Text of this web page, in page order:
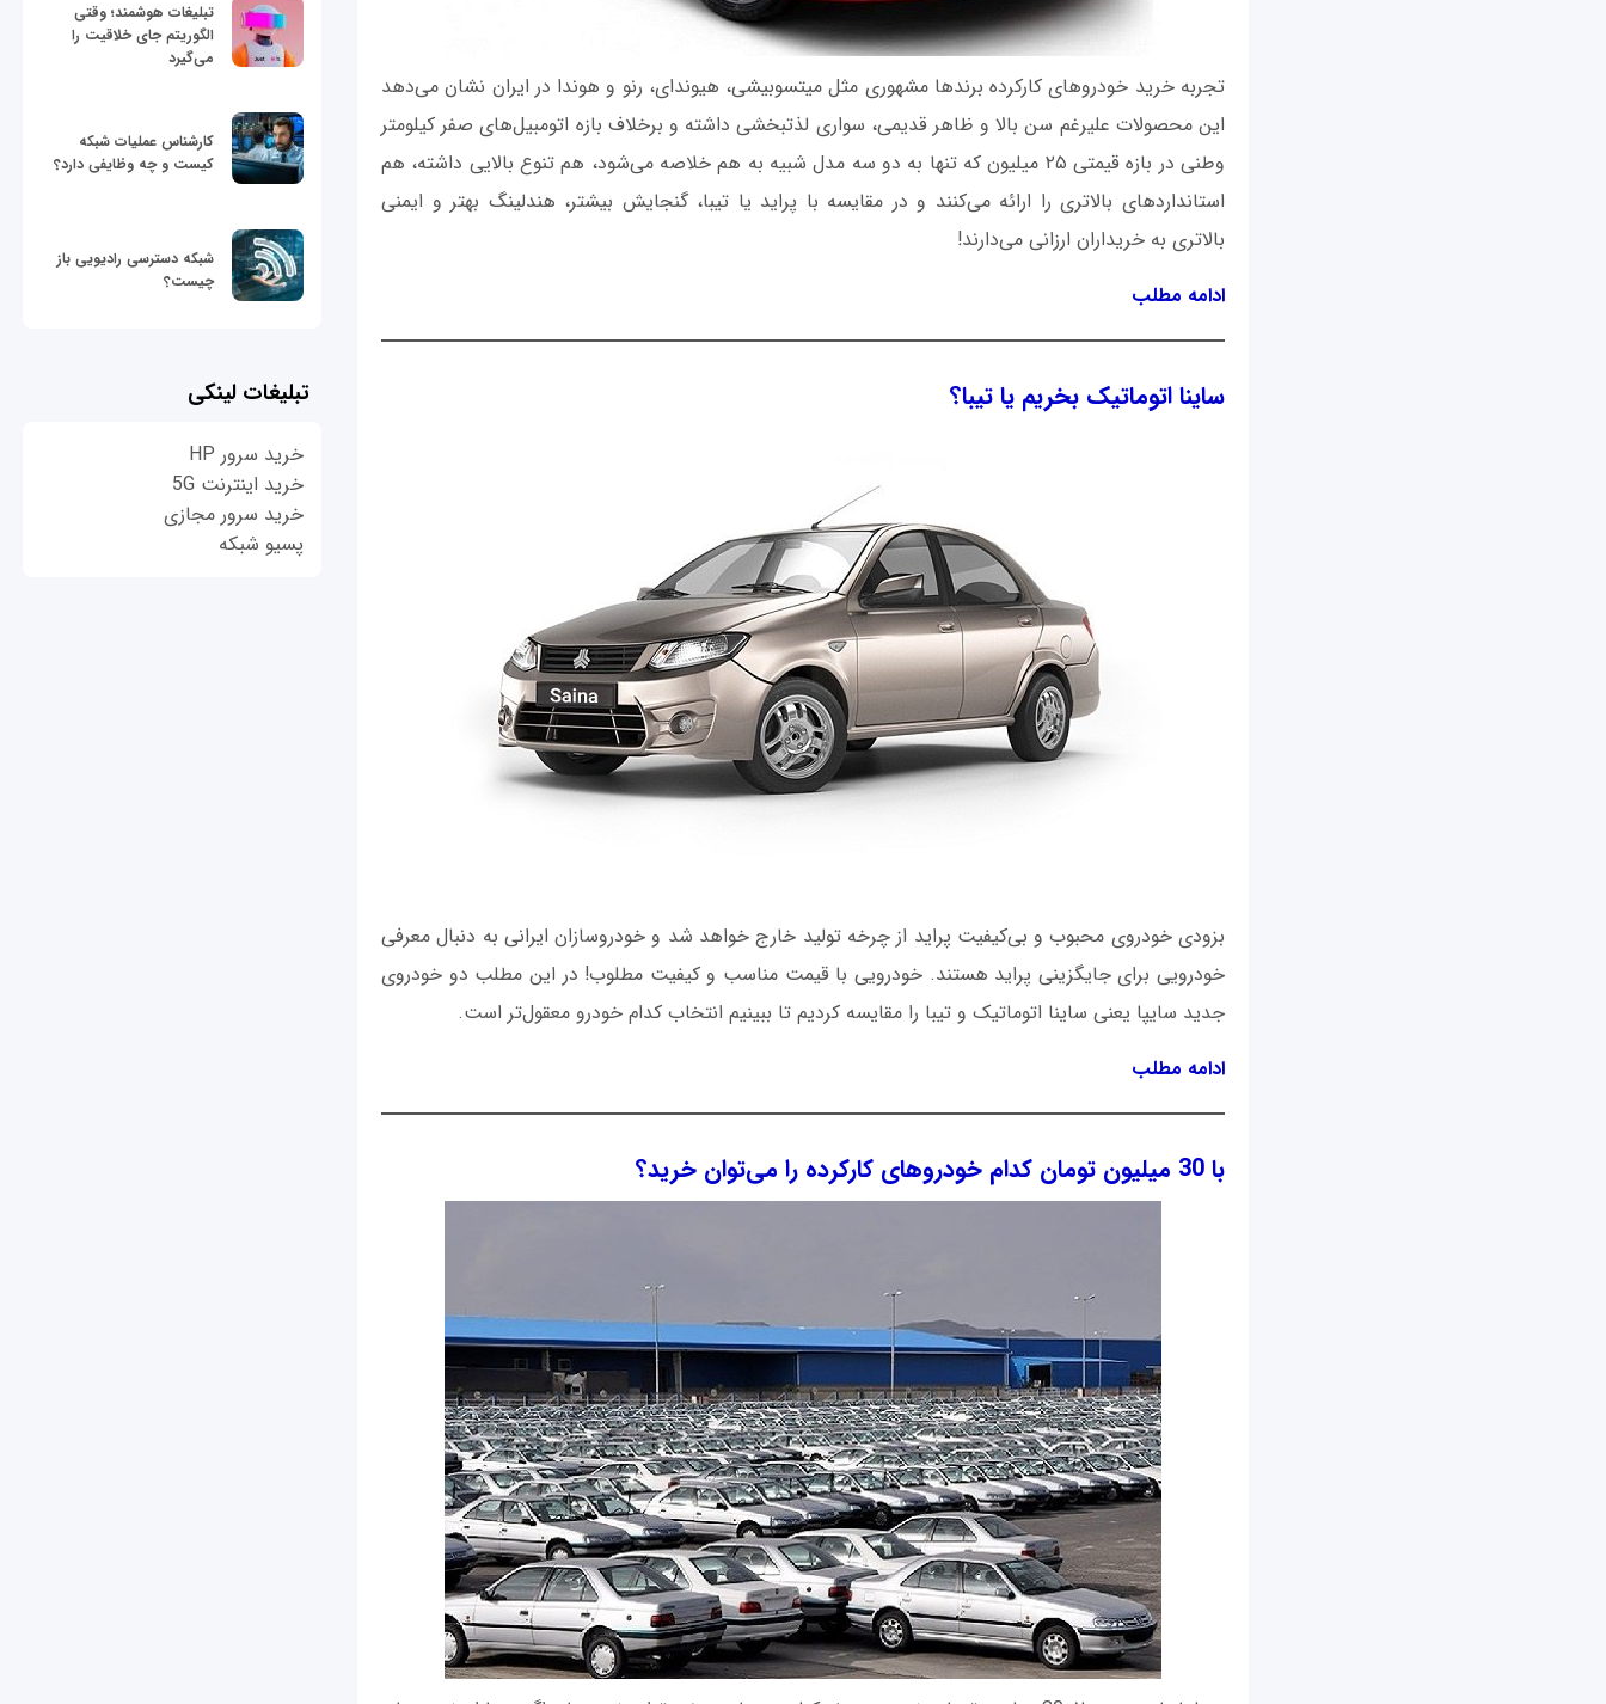
تجربه خرید خودروهای کارکرده برندها مشهوری مثل میتسوبیشی، هیوندای، رنو و هوندا در ایران نشان می‌دهد
این محصولات علیرغم سن بالا و ظاهر قدیمی، سواری لذتبخشی داشته و برخلاف بازه اتومبیل‌های صفر کیلومتر
وطنی در بازه قیمتی ۲۵ میلیون که تنها به دو سه مدل شبیه به هم خلاصه می‌شود، هم تنوع بالایی داشته، هم
استانداردهای بالاتری را ارائه می‌کنند و در مقایسه با پراید یا تیبا، گنجایش بیشتر، هندلینگ بهتر و ایمنی
بالاتری به خریداران ارزانی می‌دارند!
ادامه مطلب
ساینا اتوماتیک بخریم یا تیبا؟
بزودی خودروی محبوب و بی‌کیفیت پراید از چرخه تولید خارج خواهد شد و خودروسازان ایرانی به دنبال معرفی
خودرویی برای جایگزینی پراید هستند. خودرویی با قیمت مناسب و کیفیت مطلوب! در این مطلب دو خودروی
جدید سایپا یعنی ساینا اتوماتیک و تیبا را مقایسه کردیم تا ببینیم انتخاب کدام خودرو معقول‌تر است.
ادامه مطلب
با 30 میلیون تومان کدام خودروهای کارکرده را می‌توان خرید؟
تبلیغات هوشمند؛ وقتی
الگوریتم جای خلاقیت را
می‌گیرد
کارشناس عملیات شبکه
کیست و چه وظایفی دارد؟
شبکه دسترسی رادیویی باز
چیست؟
تبلیغات لینکی
خرید سرور HP
خرید اینترنت 5G
خرید سرور مجازی
پسیو شبکه